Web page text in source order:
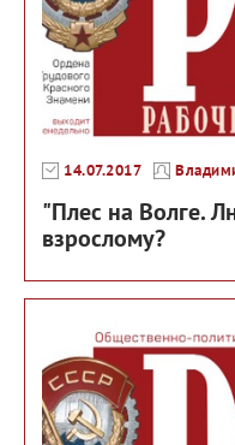
14.07.2017
"Плес на Волге.
взрослому?